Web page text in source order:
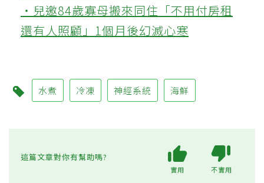
‧兒邀84歲寡母搬來同住「不用付房租
還有人照顧」1個月後幻滅心寒
水煮 冷凍 神經系統 海鮮
這篇文章對你有幫助嗎?
實用 不實用